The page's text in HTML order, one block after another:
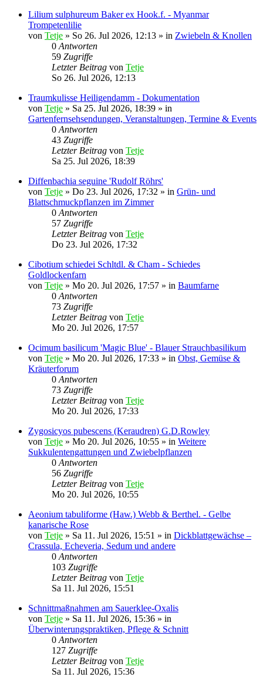
Lilium sulphureum Baker ex Hook.f. - Myanmar
Trompetenlilie
von Tetje » So 26. Jul 2026, 12:13 » in Zwiebeln & Knollen
0 Antworten
59 Zugriffe
Letzter Beitrag von Tetje
So 26. Jul 2026, 12:13
Traumkulisse Heiligendamm - Dokumentation
von Tetje » Sa 25. Jul 2026, 18:39 » in
Gartenfernsehsendungen, Veranstaltungen, Termine & Events
0 Antworten
43 Zugriffe
Letzter Beitrag von Tetje
Sa 25. Jul 2026, 18:39
Diffenbachia seguine 'Rudolf Röhrs'
von Tetje » Do 23. Jul 2026, 17:32 » in Grün- und
Blattschmuckpflanzen im Zimmer
0 Antworten
57 Zugriffe
Letzter Beitrag von Tetje
Do 23. Jul 2026, 17:32
Cibotium schiedei Schltdl. & Cham - Schiedes
Goldlockenfarn
von Tetje » Mo 20. Jul 2026, 17:57 » in Baumfarne
0 Antworten
73 Zugriffe
Letzter Beitrag von Tetje
Mo 20. Jul 2026, 17:57
Ocimum basilicum 'Magic Blue' - Blauer Strauchbasilikum
von Tetje » Mo 20. Jul 2026, 17:33 » in Obst, Gemüse &
Kräuterforum
0 Antworten
73 Zugriffe
Letzter Beitrag von Tetje
Mo 20. Jul 2026, 17:33
Zygosicyos pubescens (Keraudren) G.D.Rowley
von Tetje » Mo 20. Jul 2026, 10:55 » in Weitere
Sukkulentengattungen und Zwiebelpflanzen
0 Antworten
56 Zugriffe
Letzter Beitrag von Tetje
Mo 20. Jul 2026, 10:55
Aeonium tabuliforme (Haw.) Webb & Berthel. - Gelbe
kanarische Rose
von Tetje » Sa 11. Jul 2026, 15:51 » in Dickblattgewächse –
Crassula, Echeveria, Sedum und andere
0 Antworten
103 Zugriffe
Letzter Beitrag von Tetje
Sa 11. Jul 2026, 15:51
Schnittmaßnahmen am Sauerklee-Oxalis
von Tetje » Sa 11. Jul 2026, 15:36 » in
Überwinterungspraktiken, Pflege & Schnitt
0 Antworten
127 Zugriffe
Letzter Beitrag von Tetje
Sa 11. Jul 2026, 15:36